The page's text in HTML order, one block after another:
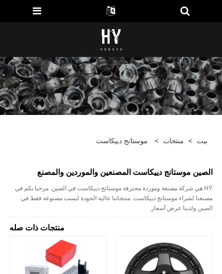
بيت > منتجات > موستانج دييكاست
الصين موستانج دييكاست المصنعين والموردين والمصنع
HY هي شركة مصنعة وموردة محترفة موستانج دييكاست في الصين. مرحبا بكم في
مصنعنا لشراء موستانج دييكاست. منتجاتنا عالية الجودة ليست مصنوعة فقط في
الصين ولدينا عرض أسعار.
منتجات ذات صله